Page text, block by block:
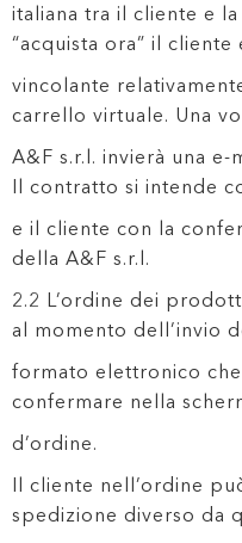
italiana tra il cliente e
“acquista ora” il
vincolante
carrello virtuale. Una
A&F s.r.l. invierà una
Il contratto si intende
e il cliente con la
della A&F s.r.l.
2.2 L’ordine dei
al momento dell’invio
formato elettronico
confermare nella
d’ordine.
Il cliente nell’ordine
spedizione diverso da